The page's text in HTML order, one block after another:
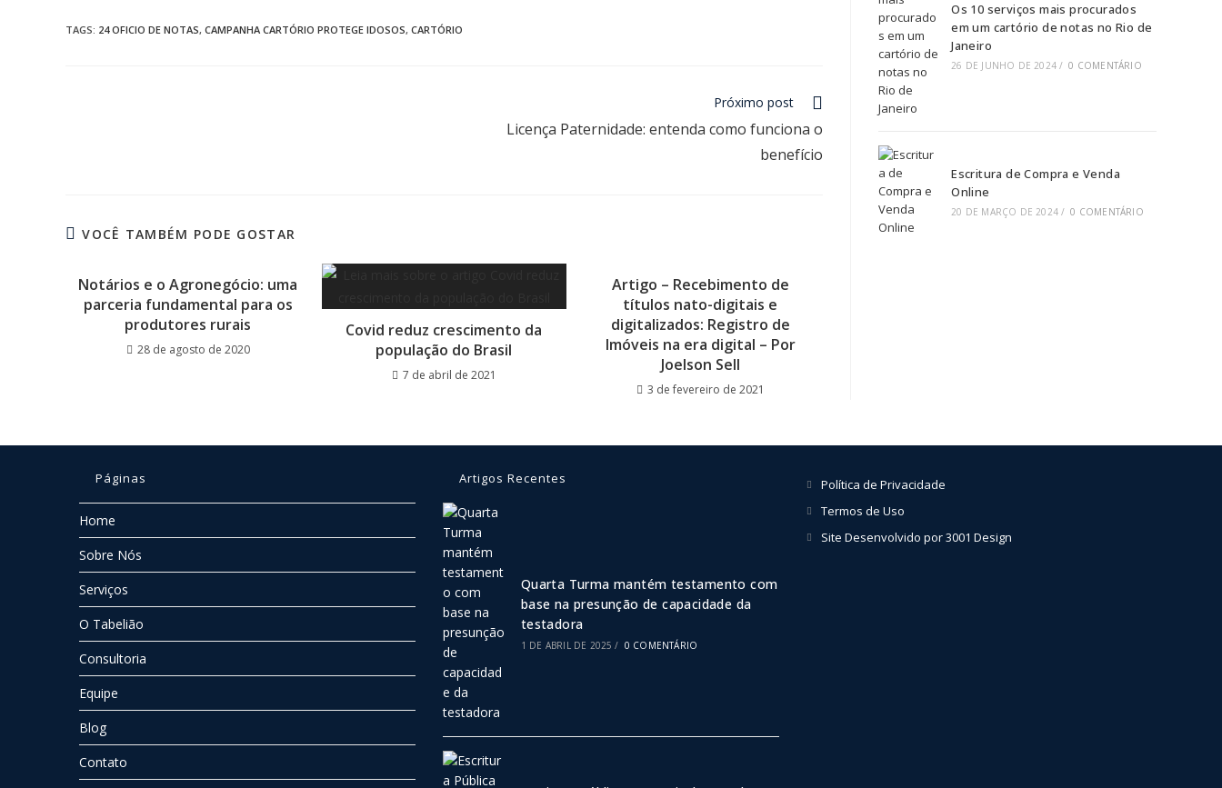
TAGS: 24 OFICIO DE NOTAS, CAMPANHA CARTÓRIO PROTEGE IDOSOS, CARTÓRIO
Próximo post
Licença Paternidade: entenda como funciona o
benefício
VOCÊ TAMBÉM PODE GOSTAR
Notários e o Agronegócio: uma
parceria fundamental para os
produtores rurais
28 de agosto de 2020
Covid reduz crescimento da
população do Brasil
7 de abril de 2021
Artigo – Recebimento de
títulos nato-digitais e
digitalizados: Registro de
Imóveis na era digital – Por
Joelson Sell
3 de fevereiro de 2021
Os 10 serviços mais procurados
em um cartório de notas no Rio de
Janeiro
26 DE JUNHO DE 2024 / 0 COMENTÁRIO
Escritura de Compra e Venda
Online
20 DE MARÇO DE 2024 / 0 COMENTÁRIO
Páginas
Home
Sobre Nós
Serviços
O Tabelião
Consultoria
Equipe
Blog
Contato
Artigos Recentes
Quarta Turma mantém testamento com
base na presunção de capacidade da
testadora
1 DE ABRIL DE 2025 / 0 COMENTÁRIO
Política de Privacidade
Termos de Uso
Site Desenvolvido por 3001 Design